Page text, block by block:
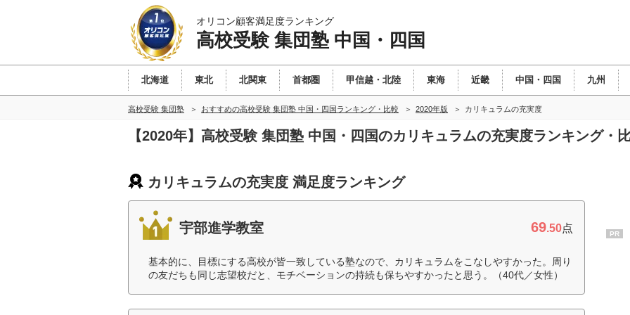
オリコン顧客満足度ランキング
高校受験 集団塾 中国・四国
北海道 東北 北関東 首都圏 甲信越・北陸 東海 近畿 中国・四国 九州
高校受験 集団塾 おすすめの高校受験 集団塾 中国・四国ランキング・比較 2020年版 カリキュラムの充実度
【2020年】高校受験 集団塾 中国・四国のカリキュラムの充実度ランキング・
カリキュラムの充実度 満足度ランキング
宇部進学教室 69.50点
基本的に、目標にする高校が皆一致している塾なので、カリキュラムをこなしやすかった。周り
の友だちも同じ志望校だと、モチベーションの持続も保ちやすかったと思う。（40代／女性）
PR